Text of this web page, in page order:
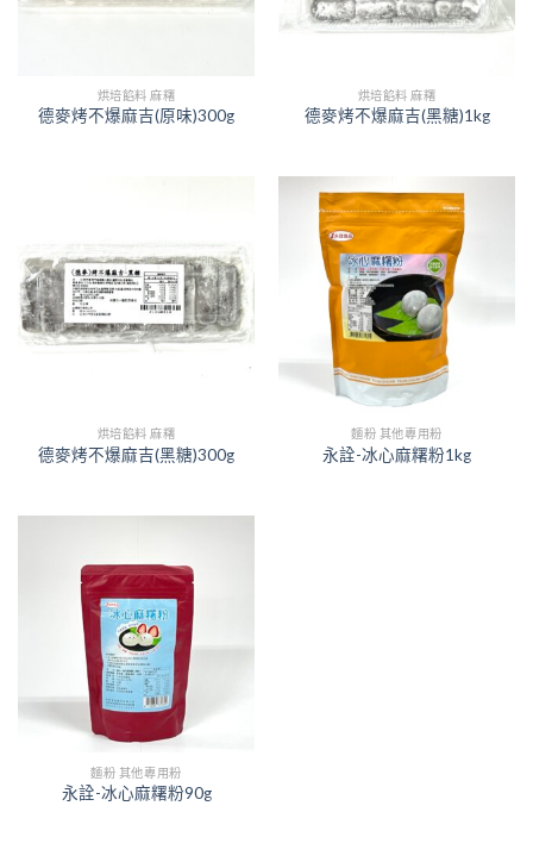
烘培餡料 麻糬
德麥烤不爆麻吉(原味)300g
烘培餡料 麻糬
德麥烤不爆麻吉(黑糖)1kg
烘培餡料 麻糬
德麥烤不爆麻吉(黑糖)300g
麵粉 其他專用粉
永詮-冰心麻糬粉1kg
麵粉 其他專用粉
永詮-冰心麻糬粉90g